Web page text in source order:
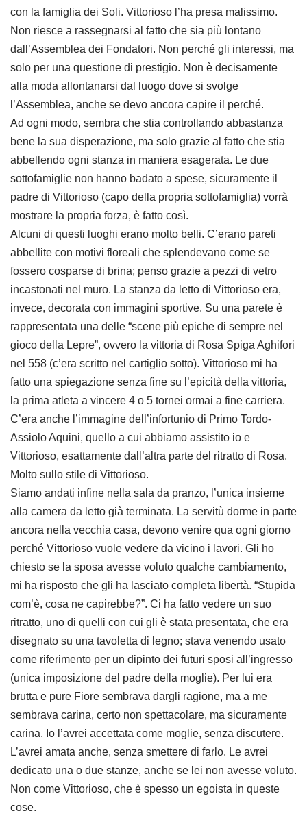
con la famiglia dei Soli. Vittorioso l’ha presa malissimo.
Non riesce a rassegnarsi al fatto che sia più lontano
dall’Assemblea dei Fondatori. Non perché gli interessi, ma
solo per una questione di prestigio. Non è decisamente
alla moda allontanarsi dal luogo dove si svolge
l’Assemblea, anche se devo ancora capire il perché.
Ad ogni modo, sembra che stia controllando abbastanza
bene la sua disperazione, ma solo grazie al fatto che stia
abbellendo ogni stanza in maniera esagerata. Le due
sottofamiglie non hanno badato a spese, sicuramente il
padre di Vittorioso (capo della propria sottofamiglia) vorrà
mostrare la propria forza, è fatto così.
Alcuni di questi luoghi erano molto belli. C’erano pareti
abbellite con motivi floreali che splendevano come se
fossero cosparse di brina; penso grazie a pezzi di vetro
incastonati nel muro. La stanza da letto di Vittorioso era,
invece, decorata con immagini sportive. Su una parete è
rappresentata una delle “scene più epiche di sempre nel
gioco della Lepre”, ovvero la vittoria di Rosa Spiga Aghifori
nel 558 (c’era scritto nel cartiglio sotto). Vittorioso mi ha
fatto una spiegazione senza fine su l’epicità della vittoria,
la prima atleta a vincere 4 o 5 tornei ormai a fine carriera.
C’era anche l’immagine dell’infortunio di Primo Tordo-
Assiolo Aquini, quello a cui abbiamo assistito io e
Vittorioso, esattamente dall’altra parte del ritratto di Rosa.
Molto sullo stile di Vittorioso.
Siamo andati infine nella sala da pranzo, l’unica insieme
alla camera da letto già terminata. La servitù dorme in parte
ancora nella vecchia casa, devono venire qua ogni giorno
perché Vittorioso vuole vedere da vicino i lavori. Gli ho
chiesto se la sposa avesse voluto qualche cambiamento,
mi ha risposto che gli ha lasciato completa libertà. “Stupida
com’è, cosa ne capirebbe?”. Ci ha fatto vedere un suo
ritratto, uno di quelli con cui gli è stata presentata, che era
disegnato su una tavoletta di legno; stava venendo usato
come riferimento per un dipinto dei futuri sposi all’ingresso
(unica imposizione del padre della moglie). Per lui era
brutta e pure Fiore sembrava dargli ragione, ma a me
sembrava carina, certo non spettacolare, ma sicuramente
carina. Io l’avrei accettata come moglie, senza discutere.
L’avrei amata anche, senza smettere di farlo. Le avrei
dedicato una o due stanze, anche se lei non avesse voluto.
Non come Vittorioso, che è spesso un egoista in queste
cose.